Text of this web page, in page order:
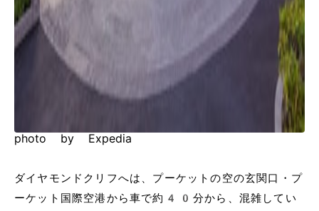
photo by Expedia
ダイヤモンドクリフへは、プーケットの空の玄関口・プ
ーケット国際空港から車で約40分から、混雑してい